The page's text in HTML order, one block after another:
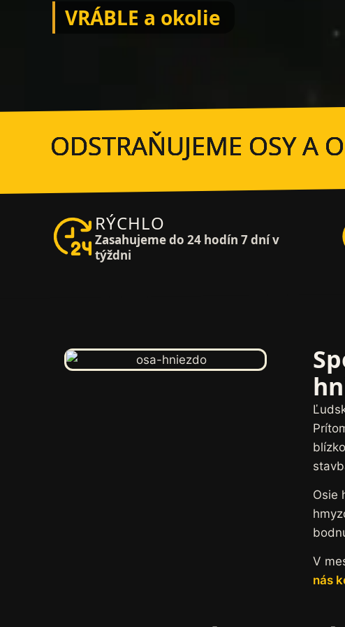
VRÁBLE a okolie
ODSTRAŇUJEME OSY A
RÝCHLO
Zasahujeme do 24 hodín 7 dní v
týždni
Osie
V
nás